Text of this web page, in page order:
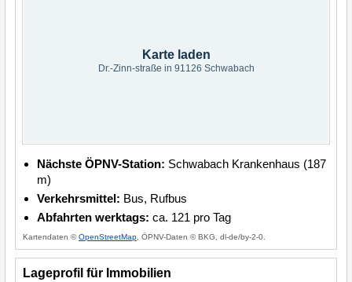
Karte laden
Dr.-Zinn-straße in 91126 Schwabach
Nächste ÖPNV-Station: Schwabach Krankenhaus (187
m)
Verkehrsmittel: Bus, Rufbus
Abfahrten werktags: ca. 121 pro Tag
Kartendaten ©OpenStreetMap , ÖPNV-Daten © BKG, dl-de/by-2-0.
Lageprofil für Immobilien